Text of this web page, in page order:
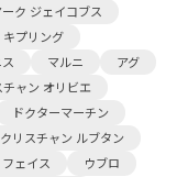
ーク ジェイコブス
キプリング
マルニ
アグ
チャン オリビエ
ドクターマーチン
クリスチャン ルブタン
ェイス
ウブロ